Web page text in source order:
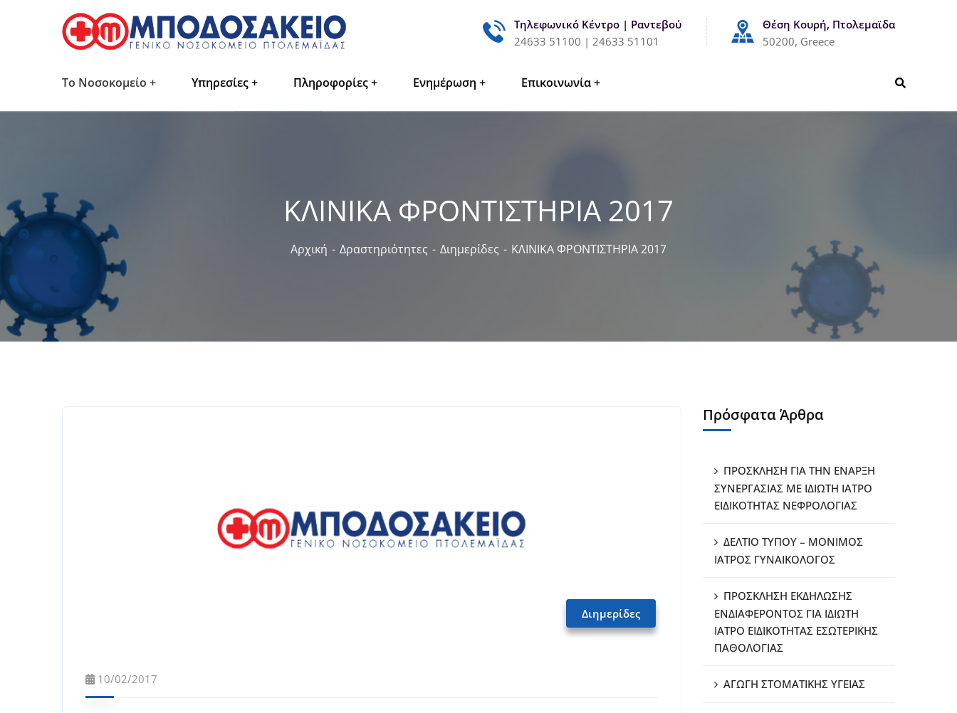
Τηλεφωνικό Κέντρο | Ραντεβού
24633 51100 | 24633 51101
Θέση Κουρή, Πτολεμαϊδα
50200, Greece
Το Νοσοκομείο Υπηρεσίες Πληροφορίες Ενημέρωση Επικοινωνία
ΚΛΙΝΙΚΑ ΦΡΟΝΤΙΣΤΗΡΙΑ 2017
Αρχική Δραστηριότητες Διημερίδες ΚΛΙΝΙΚΑ ΦΡΟΝΤΙΣΤΗΡΙΑ 2017
Διημερίδες
10/02/2017
Πρόσφατα Άρθρα
ΠΡΟΣΚΛΗΣΗ ΓΙΑ ΤΗΝ ΕΝΑΡΞΗ
ΣΥΝΕΡΓΑΣΙΑΣ ΜΕ ΙΔΙΩΤΗ ΙΑΤΡΟ
ΕΙΔΙΚΟΤΗΤΑΣ ΝΕΦΡΟΛΟΓΙΑΣ
ΔΕΛΤΙΟ ΤΥΠΟΥ – ΜΟΝΙΜΟΣ
ΙΑΤΡΟΣ ΓΥΝΑΙΚΟΛΟΓΟΣ
ΠΡΟΣΚΛΗΣΗ ΕΚΔΗΛΩΣΗΣ
ΕΝΔΙΑΦΕΡΟΝΤΟΣ ΓΙΑ ΙΔΙΩΤΗ
ΙΑΤΡΟ ΕΙΔΙΚΟΤΗΤΑΣ ΕΣΩΤΕΡΙΚΗΣ
ΠΑΘΟΛΟΓΙΑΣ
ΑΓΩΓΗ ΣΤΟΜΑΤΙΚΗΣ ΥΓΕΙΑΣ